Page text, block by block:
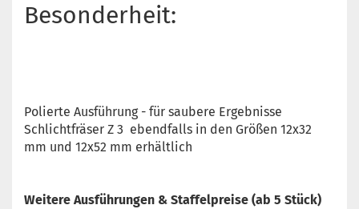
Besonderheit:
Polierte Ausführung - für saubere Ergebnisse
Schlichtfräser Z 3 ebendfalls in den Größen 12x32
mm und 12x52 mm erhältlich
Weitere Ausführungen & Staffelpreise (ab 5 Stück)